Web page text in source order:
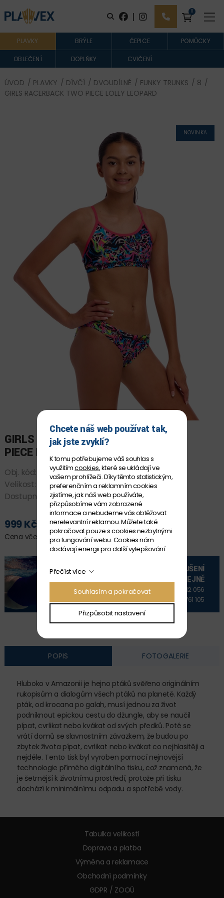
| 0
PLAVKY BRÝLE ČEPICE POMŮCKY
OBLEČENÍ DOPLŇKY CVIČENÍ
ÚVOD / PLAVKY / DÍVČÍ / DVOUDÍLNÉ / FUNKY TRUNKS / 8 /
GIRLS RACERBACK TWO PIECE LOLLY LEOPARD
NOVINKA
GIRLS RACERBACK TWO
PIECE LOLLY LEOPARD
Obj. kód:
*FKS035G7223508
Velikost:
Dostupnost:SKLADEM
999 Kč
Cena včetně DPH
PŘIDAT DO KOŠÍKU
VYZKOUŠENÍ
NA PRODEJNĚ
+420 606 912 056
+420 606 761 105
POPIS FOTOGALERIE
Hluboko v Amazonii je hejno ptáků svěřeno originálním
rukopisům a dialogům všech ptáků na planetě. Každý
pták, od krocana po galah, musí jednou za život
podniknout epickou cestu do džungle, aby se naučil
pípat, cvrlikat nebo kvákat od svých předků. Poté se
vrátí domů se slavnostním závazkem, že budou po
zbytek života pípat, cvrlikat nebo kvákat co nejhlasitěji a
nejdéle. Tento tisk byl vyroben pomocí nejnovější
technologie přímého digitálního tisku, což znamená, že
je šetrnější k životnímu prostředí, protože při tisku
dochází k minimálnímu odpadu a spotřebě vody.
Tabulka velikostí
Doprava a platba
Výměna a reklamace
Obchodní podmínky
GDPR / ZOOÚ
Chcete náš web používat tak,
jak jste zvyklí?
K tomu potřebujeme váš souhlas s
využitímcookies, které se ukládají ve
vašem prohlížeči. Díky těmto statistickým,
preferenčním a reklamním cookies
zjistíme, jak náš web používáte,
přizpůsobíme vám zobrazené
informace a nebudeme vás obtěžovat
nerelevantní reklamou. Můžete také
pokračovat pouze s cookies nezbytnými
pro fungování webu. Cookies nám
dodávají energii pro další vylepšování.
Přečíst více
Souhlasím a pokračovat
Přizpůsobit nastavení